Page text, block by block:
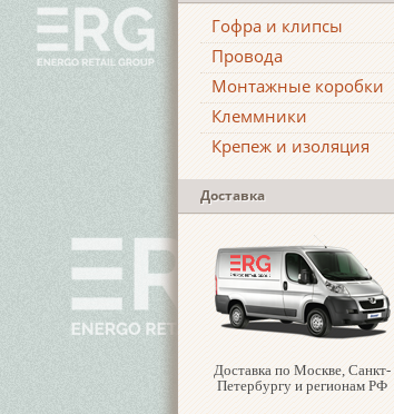
Гофра и клипсы
Провода
Монтажные коробки
Клеммники
Крепеж и изоляция
Доставка
Доставка по Москве, Санкт-
Петербургу и регионам РФ